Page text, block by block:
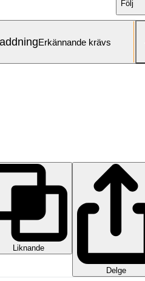
Följ
Erkännande krävs
Liknande
Delge